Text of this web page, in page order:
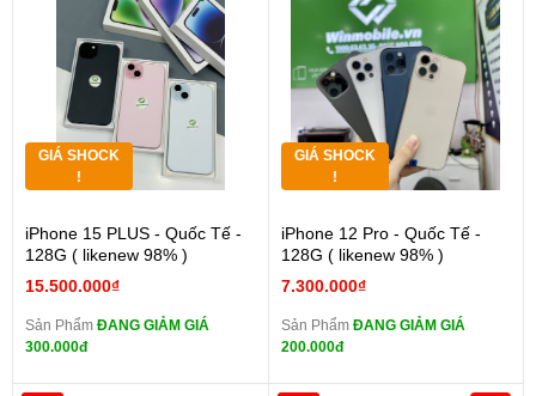
GIÁ SHOCK
!
iPhone 15 PLUS - Quốc Tế -
128G ( likenew 98% )
15.500.000₫
Sản Phẩm ĐANG GIẢM GIÁ
300.000đ
GIÁ SHOCK
!
iPhone 12 Pro - Quốc Tế -
128G ( likenew 98% )
7.300.000₫
Sản Phẩm ĐANG GIẢM GIÁ
200.000đ